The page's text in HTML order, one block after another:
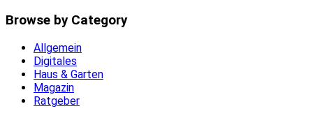
Browse by Category
Allgemein
Digitales
Haus & Garten
Magazin
Ratgeber